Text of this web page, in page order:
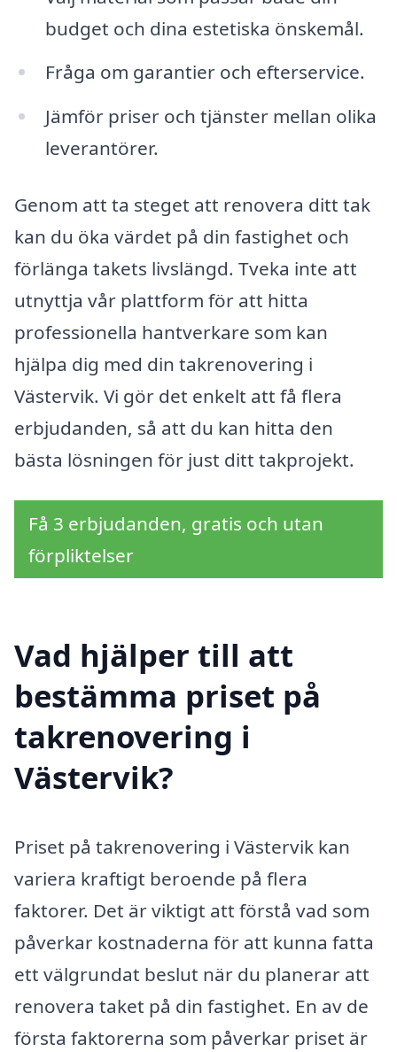
budget och dina estetiska önskemål.
Fråga om garantier och efterservice.
Jämför priser och tjänster mellan olika
leverantörer.
Genom att ta steget att renovera ditt tak
kan du öka värdet på din fastighet och
förlänga takets livslängd. Tveka inte att
utnyttja vår plattform för att hitta
professionella hantverkare som kan
hjälpa dig med din takrenovering i
Västervik. Vi gör det enkelt att få flera
erbjudanden, så att du kan hitta den
bästa lösningen för just ditt takprojekt.
Få 3 erbjudanden, gratis och utan
förpliktelser
Vad hjälper till att
bestämma priset på
takrenovering i
Västervik?
Priset på takrenovering i Västervik kan
variera kraftigt beroende på flera
faktorer. Det är viktigt att förstå vad som
påverkar kostnaderna för att kunna fatta
ett välgrundat beslut när du planerar att
renovera taket på din fastighet. En av de
första faktorerna som påverkar priset är